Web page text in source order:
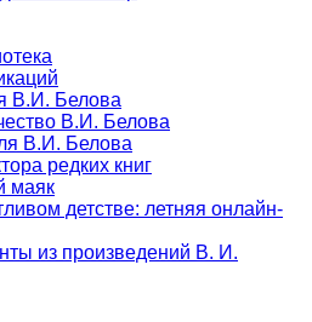
В.И. Белова
В.И. Белова
В.И. Белова
редких книг
маяк
детстве: летняя онлайн-
из произведений В. И.